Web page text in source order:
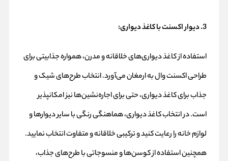
3. دیوار اکسنت با کاغذ دیواری:
استفاده از کاغذ دیواری‌های خلاقانه و مدرن، همواره جذابیتی برای
طراحی اکسنت وال به ارمغان می‌آورد. انتخاب طرح‌های شیک و
جذاب برای کاغذ دیواری، حتی برای اجاره‌نشین‌ها نیز امکانپذیر
است. در انتخاب کاغذ دیواری، هماهنگی رنگی با سایر دیوارها و
لوازم خانه را رعایت کنید و ترکیبی خلاقانه و متفاوت انتخاب نمایید.
همچنین استفاده از کوسن‌ها و منسوجاتی با طرح‌های جذاب،